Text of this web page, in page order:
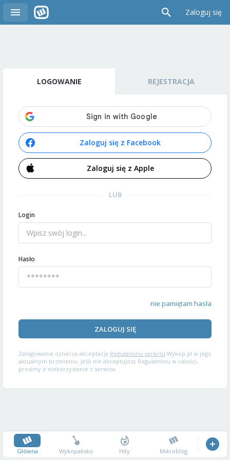
Zaloguj się
LOGOWANIE REJESTRACJA
Zaloguj się z Facebook
Zaloguj się z Apple
LUB
Login
Hasło
nie pamiętam hasła
ZALOGUJ SIĘ
Zalogowanie oznacza akceptację Regulaminu serwisu Wykop.pl w jego
aktualnym brzmieniu. Jeśli nie akceptujesz Regulaminu w całości,
prosimy o niekorzystanie z serwisu.
Główna Wykopalisko Hity Mikroblog